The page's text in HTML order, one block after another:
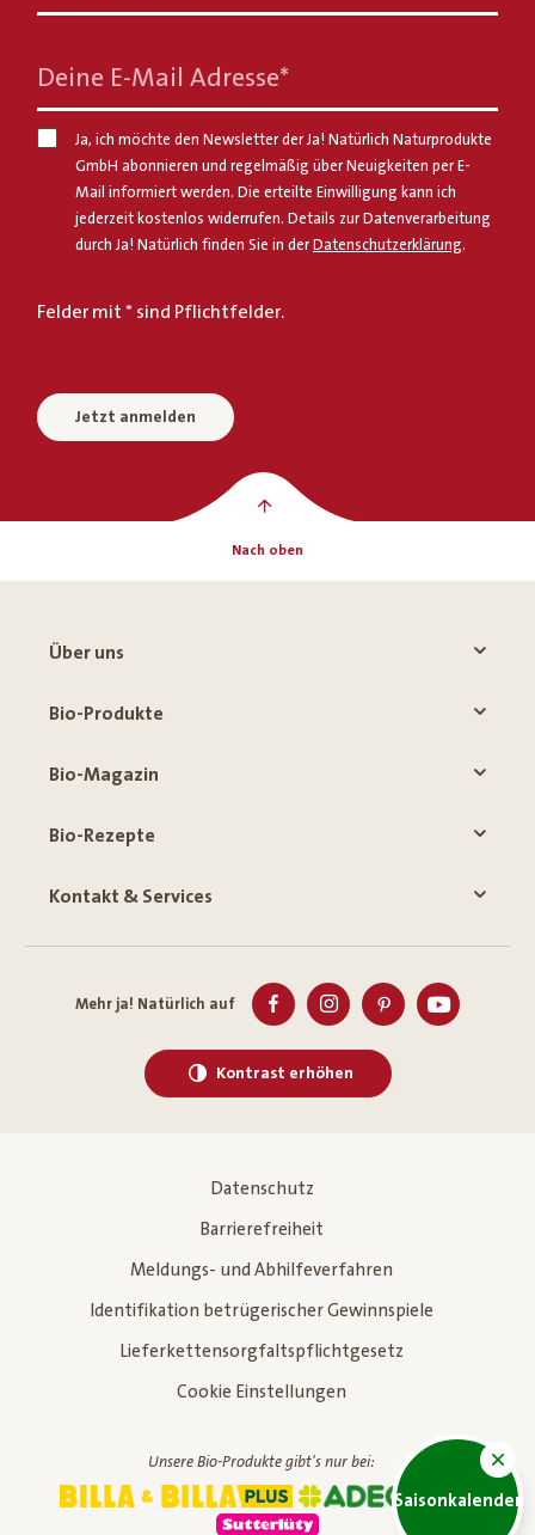
Saisonkalender
Deine E-Mail Adresse*
Ja, ich möchte den Newsletter der Ja! Natürlich Naturprodukte
GmbH abonnieren und regelmäßig über Neuigkeiten per E-
Mail informiert werden. Die erteilte Einwilligung kann ich
jederzeit kostenlos widerrufen. Details zur Datenverarbeitung
durch Ja! Natürlich finden Sie in der Datenschutzerklärung.
Felder mit * sind Pflichtfelder.
Jetzt anmelden
Nach oben
Über uns
Bio-Produkte
Bio-Magazin
Bio-Rezepte
Kontakt & Services
Mehr ja! Natürlich auf
Kontrast erhöhen
Datenschutz
Barrierefreiheit
Meldungs- und Abhilfeverfahren
Identifikation betrügerischer Gewinnspiele
Lieferkettensorgfaltspflichtgesetz
Cookie Einstellungen
Unsere Bio-Produkte gibt's nur bei: